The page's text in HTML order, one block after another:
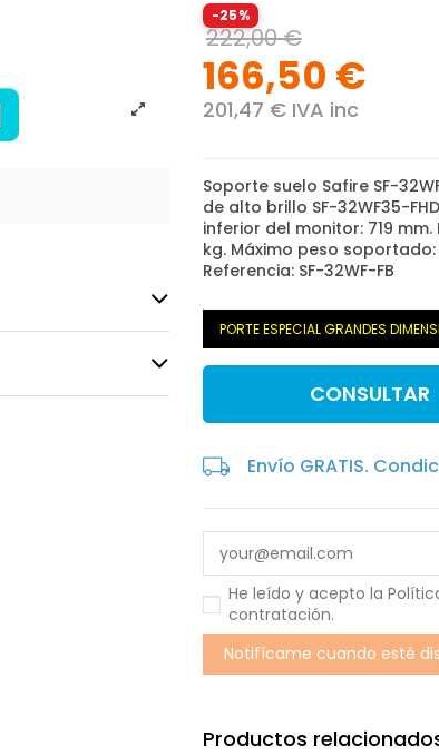
-25%
222,00 €
166,50 €
201,47 € IVA inc
Soporte suelo Safire SF-
de alto brillo SF-32WF35-
inferior del monitor: 719
kg. Máximo peso
Referencia: SF-32WF-FB
PORTE ESPECIAL GRANDES
CONSULTAR
Envío GRATIS.
He leído y acepto la
contratación.
Productos